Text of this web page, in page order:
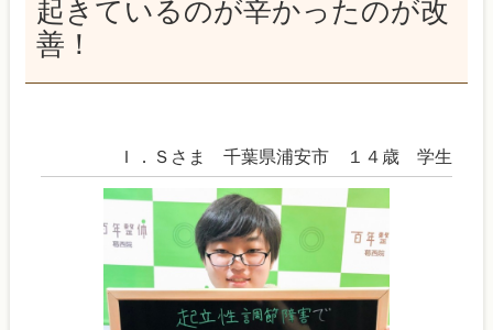
起きているのが辛かったのが改
善！
Ｉ．Ｓさま 千葉県浦安市 １４歳 学生